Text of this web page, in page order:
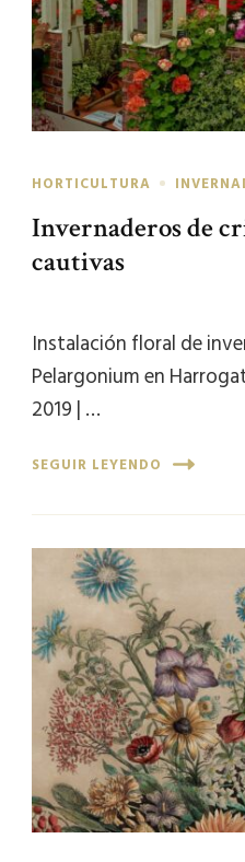
HORTICULTURA
Invernaderos de
cautivas
Instalación floral de
Pelargonium en
2019 | …
SEGUIR LEYENDO